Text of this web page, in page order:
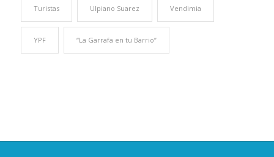
Turistas Ulpiano Suarez Vendimia
YPF “La Garrafa en tu Barrio”